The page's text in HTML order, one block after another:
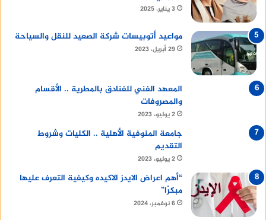
3 يناير، 2025
مواعيد أتوبيسات شركة الصعيد للنقل والسياحة
29 أبريل، 2023
المعهد الفني للفنادق بالمطرية .. الأقسام
والمصروفات
2 يوليو، 2023
جامعة المنوفية الأهلية .. الكليات وشروط
التقديم
2 يوليو، 2023
“أهم اعراض الايدز الاكيده وكيفية التعرف عليها
مبكرًا”
6 نوفمبر، 2024